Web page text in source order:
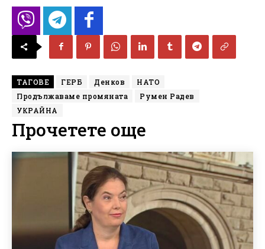
ТАГОВЕ ГЕРБ Денков
НАТО
Продължаваме промяната
Румен Радев
УКРАЙНА
Прочетете още